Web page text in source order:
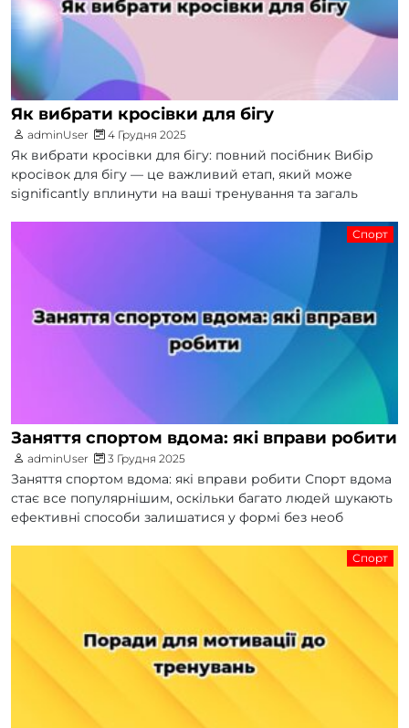
Як вибрати кросівки для бігу
adminUser 4 Грудня 2025
Як вибрати кросівки для бігу: повний посібник Вибір
кросівок для бігу — це важливий етап, який може
significantly вплинути на ваші тренування та загаль
Спорт
Заняття спортом вдома: які вправи робити
adminUser 3 Грудня 2025
Заняття спортом вдома: які вправи робити Спорт вдома
стає все популярнішим, оскільки багато людей шукають
ефективні способи залишатися у формі без необ
Спорт